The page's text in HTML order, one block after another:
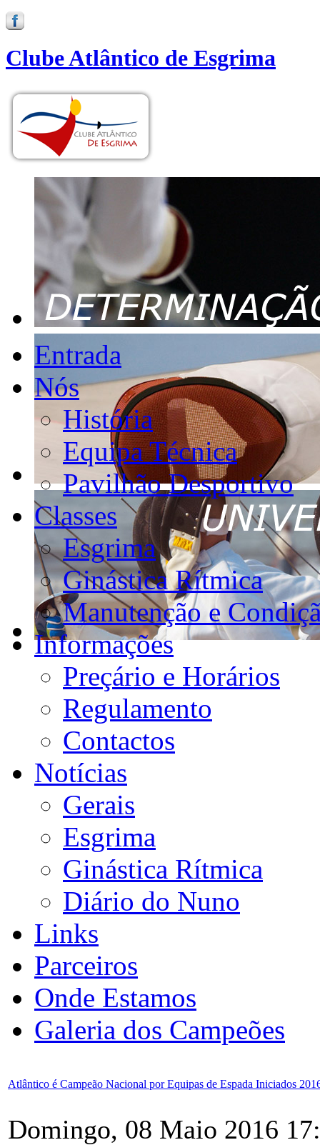
Clube Atlântico de Esgrima
Entrada
Nós
História
Equipa Técnica
Pavilhão Desportivo
Classes
Esgrima
Ginástica Rítmica
Manutenção e
Informações
Preçário e Horários
Regulamento
Contactos
Notícias
Gerais
Esgrima
Ginástica Rítmica
Diário do Nuno
Links
Parceiros
Onde Estamos
Galeria dos Campeões
Atlântico é Campeão Nacional por Equipas de Espada Iniciados
Domingo, 08 Maio 2016